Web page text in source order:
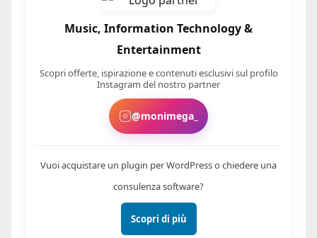
Music, Information Technology &
Entertainment
Scopri offerte, ispirazione e contenuti esclusivi sul profilo
Instagram del nostro partner
@monimega_
Vuoi acquistare un plugin per WordPress o chiedere una
consulenza software?
Scopri di più